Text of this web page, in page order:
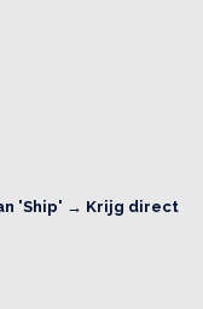
'Ship' → Krijg direct